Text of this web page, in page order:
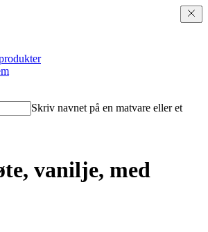
Skriv navnet på en matvare eller et
vanilje, med